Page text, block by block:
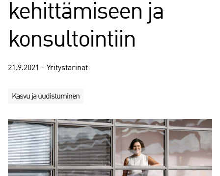
kehittämiseen ja
konsultointiin
21.9.2021 - Yritystarinat
Kasvu ja uudistuminen